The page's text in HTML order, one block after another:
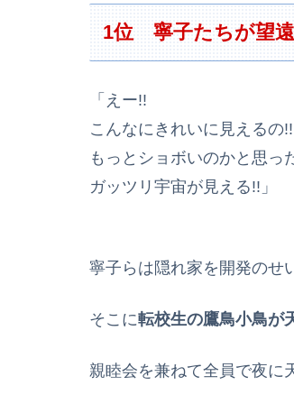
1位 寧子たちが望
「えー!!
こんなにきれいに見えるの!!
もっとショボいのかと思っ
ガッツリ宇宙が見える!!」
寧子らは隠れ家を開発のせ
そこに転校生の鷹鳥小鳥が
親睦会を兼ねて全員で夜に